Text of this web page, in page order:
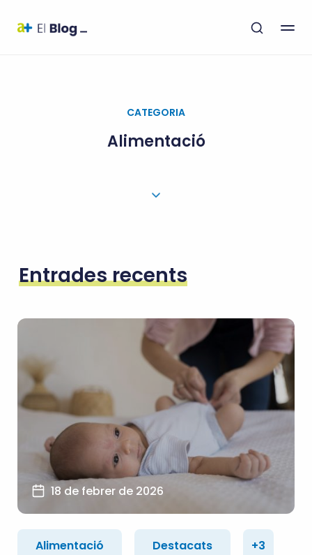
CATEGORIA
Alimentació
Entrades recents
18 de febrer de 2026
Alimentació Destacats +3